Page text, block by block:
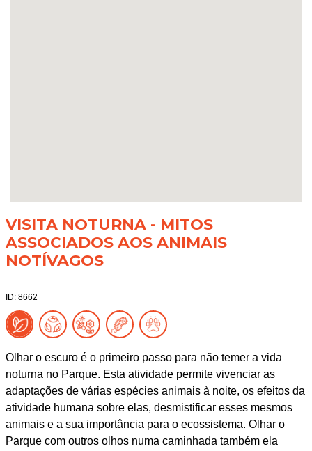
VISITA NOTURNA - MITOS
ASSOCIADOS AOS ANIMAIS
NOTÍVAGOS
ID: 8662
Olhar o escuro é o primeiro passo para não temer a vida
noturna no Parque. Esta atividade permite vivenciar as
adaptações de várias espécies animais à noite, os efeitos da
atividade humana sobre elas, desmistificar esses mesmos
animais e a sua importância para o ecossistema. Olhar o
Parque com outros olhos numa caminhada também ela